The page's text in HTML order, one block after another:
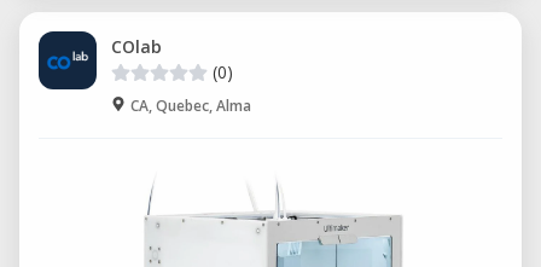
COlab
(0)
CA, Quebec, Alma